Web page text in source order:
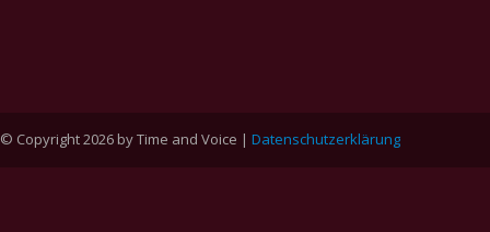
© Copyright 2026 by Time and Voice | Datenschutzerklärung